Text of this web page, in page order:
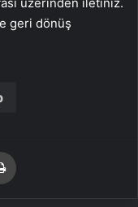
geri dönüş